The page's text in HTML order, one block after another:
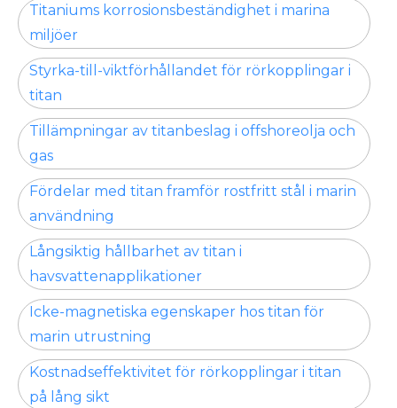
Titaniums korrosionsbeständighet i marina
miljöer
Styrka-till-viktförhållandet för rörkopplingar i
titan
Tillämpningar av titanbeslag i offshoreolja och
gas
Fördelar med titan framför rostfritt stål i marin
användning
Långsiktig hållbarhet av titan i
havsvattenapplikationer
Icke-magnetiska egenskaper hos titan för
marin utrustning
Kostnadseffektivitet för rörkopplingar i titan
på lång sikt